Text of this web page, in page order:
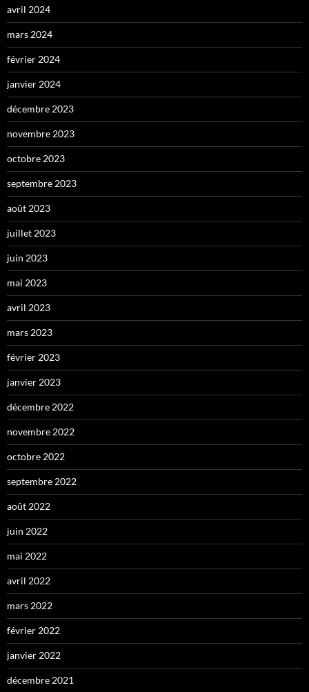
avril 2024
mars 2024
février 2024
janvier 2024
décembre 2023
novembre 2023
octobre 2023
septembre 2023
août 2023
juillet 2023
juin 2023
mai 2023
avril 2023
mars 2023
février 2023
janvier 2023
décembre 2022
novembre 2022
octobre 2022
septembre 2022
août 2022
juin 2022
mai 2022
avril 2022
mars 2022
février 2022
janvier 2022
décembre 2021